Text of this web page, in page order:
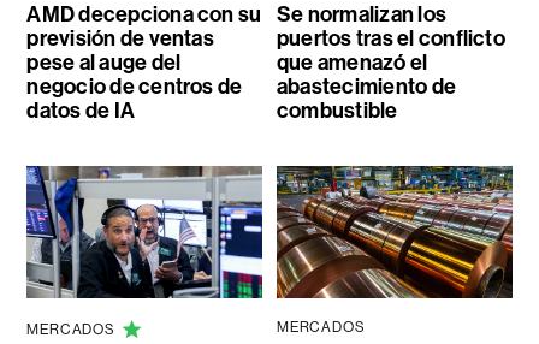
AMD decepciona con su
previsión de ventas
pese al auge del
negocio de centros de
datos de IA
Se normalizan los
puertos tras el conflicto
que amenazó el
abastecimiento de
combustible
MERCADOS MERCADOS